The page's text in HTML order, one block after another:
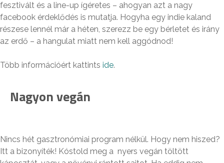
fesztivált és a line-up ígéretes – ahogyan azt a nagy
facebook érdeklődés is mutatja. Hogyha egy indie kaland
részese lennél már a héten, szerezz be egy bérletet és irány
az erdő – a hangulat miatt nem kell aggódnod!
Több információért kattints ide.
Nagyon vegán
Nincs hét gasztronómiai program nélkül. Hogy nem hiszed?
Itt a bizonyíték! Kóstold meg a nyers vegán töltött